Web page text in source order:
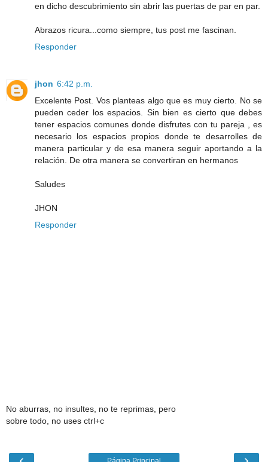
en dicho descubrimiento sin abrir las puertas de par en par.
Abrazos ricura...como siempre, tus post me fascinan.
Responder
jhon 6:42 p.m.
Excelente Post. Vos planteas algo que es muy cierto. No se
pueden ceder los espacios. Sin bien es cierto que debes
tener espacios comunes donde disfrutes con tu pareja , es
necesario los espacios propios donde te desarrolles de
manera particular y de esa manera seguir aportando a la
relación. De otra manera se convertiran en hermanos
Saludes
JHON
Responder
No aburras, no insultes, no te reprimas, pero
sobre todo, no uses ctrl+c